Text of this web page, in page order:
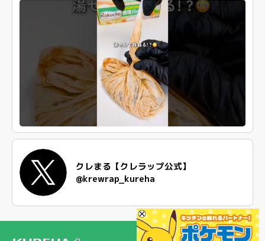
クレまる【クレラップ公式】
@krewrap_kureha